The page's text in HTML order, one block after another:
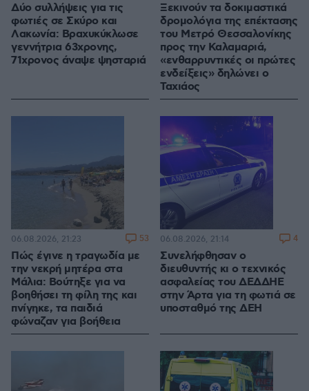
Δύο συλλήψεις για τις
φωτιές σε Σκύρο και
Λακωνία: Βραχυκύκλωσε
γεννήτρια 63χρονης,
71χρονος άναψε ψησταριά
Ξεκινούν τα δοκιμαστικά
δρομολόγια της επέκτασης
του Μετρό Θεσσαλονίκης
προς την Καλαμαριά,
«ενθαρρυντικές οι πρώτες
ενδείξεις» δηλώνει ο
Ταχιάος
Πώς έγινε η τραγωδία με
την νεκρή μητέρα στα
Μάλια: Βούτηξε για να
βοηθήσει τη φίλη της και
πνίγηκε, τα παιδιά
φώναζαν για βοήθεια
06.08.2026, 21:23 53
Συνελήφθησαν ο
διευθυντής κι ο τεχνικός
ασφαλείας του ΔΕΔΔΗΕ
στην Άρτα για τη φωτιά σε
υποσταθμό της ΔΕΗ
06.08.2026, 21:14 4